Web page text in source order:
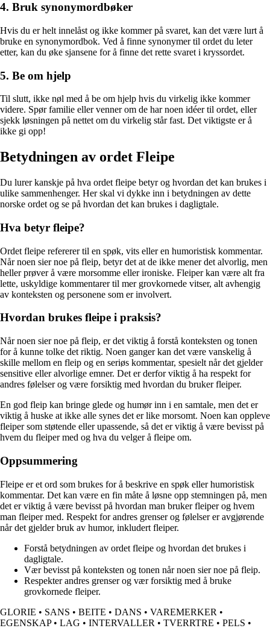
4. Bruk synonymordbøker
Hvis du er helt innelåst og ikke kommer på svaret, kan det være lurt å
bruke en synonymordbok. Ved å finne synonymer til ordet du leter
etter, kan du øke sjansene for å finne det rette svaret i kryssordet.
5. Be om hjelp
Til slutt, ikke nøl med å be om hjelp hvis du virkelig ikke kommer
videre. Spør familie eller venner om de har noen idéer til ordet, eller
sjekk løsningen på nettet om du virkelig står fast. Det viktigste er å
ikke gi opp!
Betydningen av ordet Fleipe
Du lurer kanskje på hva ordet fleipe betyr og hvordan det kan brukes i
ulike sammenhenger. Her skal vi dykke inn i betydningen av dette
norske ordet og se på hvordan det kan brukes i dagligtale.
Hva betyr fleipe?
Ordet fleipe refererer til en spøk, vits eller en humoristisk kommentar.
Når noen sier noe på fleip, betyr det at de ikke mener det alvorlig, men
heller prøver å være morsomme eller ironiske. Fleiper kan være alt fra
lette, uskyldige kommentarer til mer grovkornede vitser, alt avhengig
av konteksten og personene som er involvert.
Hvordan brukes fleipe i praksis?
Når noen sier noe på fleip, er det viktig å forstå konteksten og tonen
for å kunne tolke det riktig. Noen ganger kan det være vanskelig å
skille mellom en fleip og en seriøs kommentar, spesielt når det gjelder
sensitive eller alvorlige emner. Det er derfor viktig å ha respekt for
andres følelser og være forsiktig med hvordan du bruker fleiper.
En god fleip kan bringe glede og humør inn i en samtale, men det er
viktig å huske at ikke alle synes det er like morsomt. Noen kan oppleve
fleiper som støtende eller upassende, så det er viktig å være bevisst på
hvem du fleiper med og hva du velger å fleipe om.
Oppsummering
Fleipe er et ord som brukes for å beskrive en spøk eller humoristisk
kommentar. Det kan være en fin måte å løsne opp stemningen på, men
det er viktig å være bevisst på hvordan man bruker fleiper og hvem
man fleiper med. Respekt for andres grenser og følelser er avgjørende
når det gjelder bruk av humor, inkludert fleiper.
Forstå betydningen av ordet fleipe og hvordan det brukes i
dagligtale.
Vær bevisst på konteksten og tonen når noen sier noe på fleip.
Respekter andres grenser og vær forsiktig med å bruke
grovkornede fleiper.
GLORIE • SANS • BEITE • DANS • VAREMERKER •
EGENSKAP• LAG • INTERVALLER • TVERRTRE • PELS •